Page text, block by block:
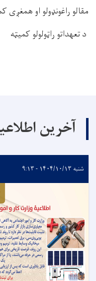
مقالو راغونډولو او همغږی
د تعهداتو راټولولو کمیټه
آخرین
شنبه ۱۴۰۴/۱۰/۱۳ - ۹:۱۳